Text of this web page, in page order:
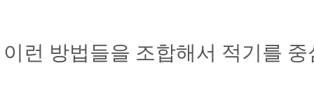
이런 방법들을 조합해서 적기를